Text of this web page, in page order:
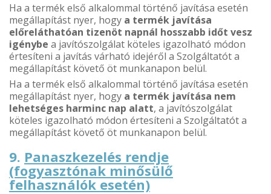
Ha a termék első alkalommal történő javítása esetén
megállapítást nyer, hogy a termék javítása
előreláthatóan tizenöt napnál hosszabb időt vesz
igénybe a javítószolgálat köteles igazolható módon
értesíteni a javítás várható idejéről a Szolgáltatót a
megállapítást követő öt munkanapon belül.
Ha a termék első alkalommal történő javítása esetén
megállapítást nyer, hogy a termék javítása nem
lehetséges harminc nap alatt, a javítószolgálat
köteles igazolható módon értesíteni a Szolgáltatót a
megállapítást követő öt munkanapon belül.
9. Panaszkezelés rendje
(fogyasztónak minősülő
felhasználók esetén)